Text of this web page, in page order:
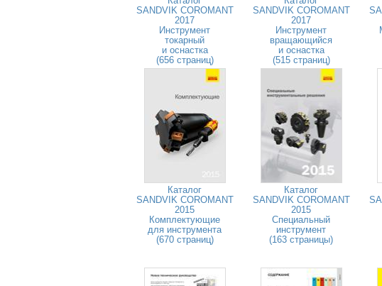
SANDVIK COROMANT
2017
Инструмент
токарный
и оснастка
(656 страниц)
SANDVIK COROMANT
2017
Инструмент
вращающийся
и оснастка
(515 страниц)
Каталог
SANDVIK COROMANT
2015
Комплектующие
для инструмента
(670 страниц)
Каталог
SANDVIK COROMANT
2015
Специальный
инструмент
(163 страницы)